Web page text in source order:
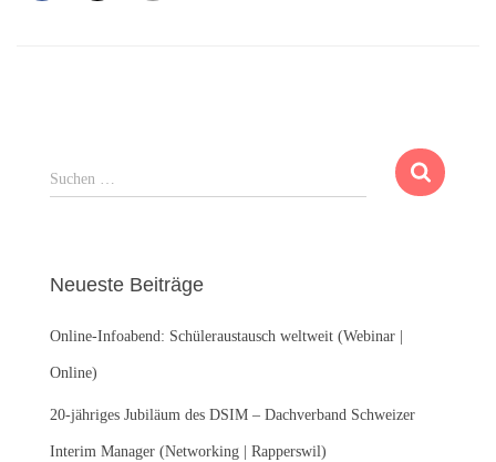
S
u
n
a
c
:
Suchen …
Neueste Beiträge
Online-Infoabend: Schüleraustausch weltweit (Webinar |
Online)
20-jähriges Jubiläum des DSIM – Dachverband Schweizer
Interim Manager (Networking | Rapperswil)